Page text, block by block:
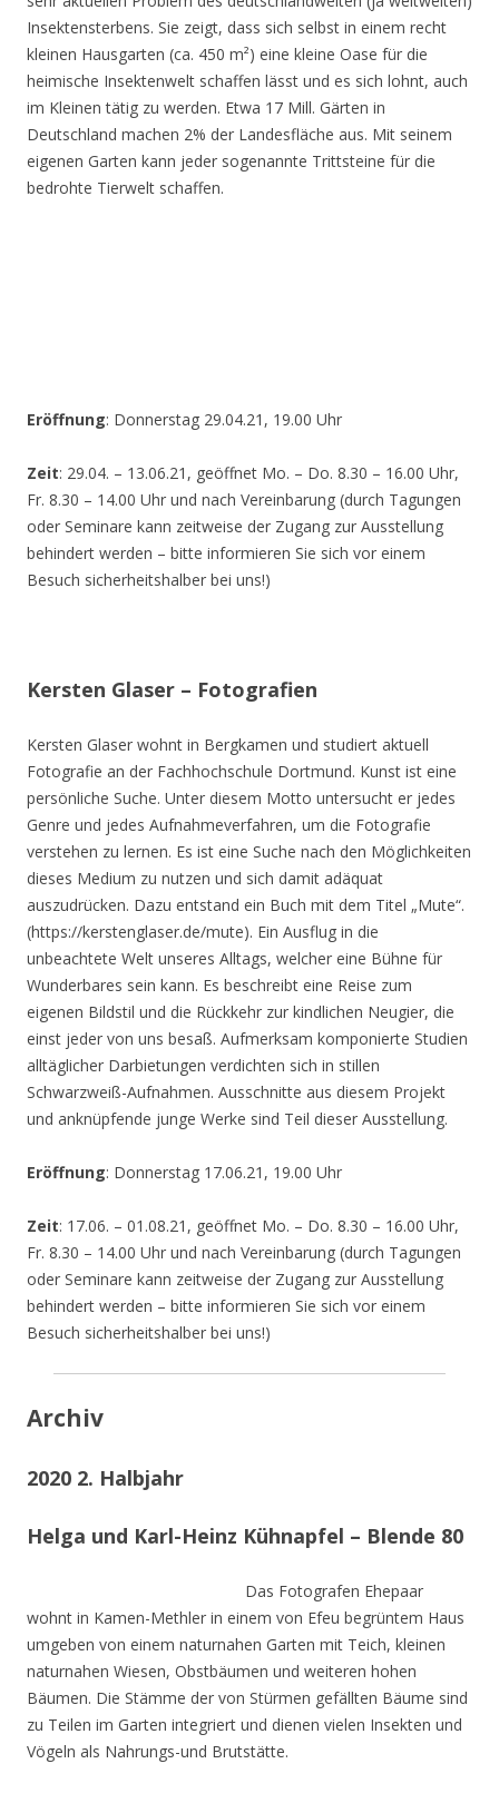
Insektensterbens. Sie zeigt, dass sich selbst in einem recht
kleinen Hausgarten (ca. 450 m²) eine kleine Oase für die
heimische Insektenwelt schaffen lässt und es sich lohnt, auch
im Kleinen tätig zu werden. Etwa 17 Mill. Gärten in
Deutschland machen 2% der Landesfläche aus. Mit seinem
eigenen Garten kann jeder sogenannte Trittsteine für die
bedrohte Tierwelt schaffen.
Eröffnung: Donnerstag 29.04.21, 19.00 Uhr
Zeit: 29.04. – 13.06.21, geöffnet Mo. – Do. 8.30 – 16.00 Uhr,
Fr. 8.30 – 14.00 Uhr und nach Vereinbarung (durch Tagungen
oder Seminare kann zeitweise der Zugang zur Ausstellung
behindert werden – bitte informieren Sie sich vor einem
Besuch sicherheitshalber bei uns!)
Kersten Glaser – Fotografien
Kersten Glaser wohnt in Bergkamen und studiert aktuell
Fotografie an der Fachhochschule Dortmund. Kunst ist eine
persönliche Suche. Unter diesem Motto untersucht er jedes
Genre und jedes Aufnahmeverfahren, um die Fotografie
verstehen zu lernen. Es ist eine Suche nach den Möglichkeiten
dieses Medium zu nutzen und sich damit adäquat
auszudrücken. Dazu entstand ein Buch mit dem Titel „Mute“.
(https://kerstenglaser.de/mute). Ein Ausflug in die
unbeachtete Welt unseres Alltags, welcher eine Bühne für
Wunderbares sein kann. Es beschreibt eine Reise zum
eigenen Bildstil und die Rückkehr zur kindlichen Neugier, die
einst jeder von uns besaß. Aufmerksam komponierte Studien
alltäglicher Darbietungen verdichten sich in stillen
Schwarzweiß-Aufnahmen. Ausschnitte aus diesem Projekt
und anknüpfende junge Werke sind Teil dieser Ausstellung.
Eröffnung: Donnerstag 17.06.21, 19.00 Uhr
Zeit: 17.06. – 01.08.21, geöffnet Mo. – Do. 8.30 – 16.00 Uhr,
Fr. 8.30 – 14.00 Uhr und nach Vereinbarung (durch Tagungen
oder Seminare kann zeitweise der Zugang zur Ausstellung
behindert werden – bitte informieren Sie sich vor einem
Besuch sicherheitshalber bei uns!)
Archiv
2020 2. Halbjahr
Helga und Karl-Heinz Kühnapfel – Blende 80
Das Fotografen Ehepaar
wohnt in Kamen-Methler in einem von Efeu begrüntem Haus
umgeben von einem naturnahen Garten mit Teich, kleinen
naturnahen Wiesen, Obstbäumen und weiteren hohen
Bäumen. Die Stämme der von Stürmen gefällten Bäume sind
zu Teilen im Garten integriert und dienen vielen Insekten und
Vögeln als Nahrungs-und Brutstätte.